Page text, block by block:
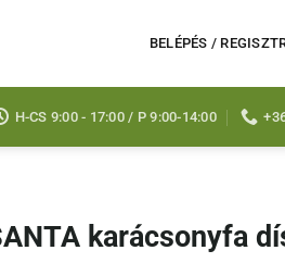
BELÉPÉS /
H-CS 9:00 - 17:00 / P 9:00-14:00
karácsonyfa